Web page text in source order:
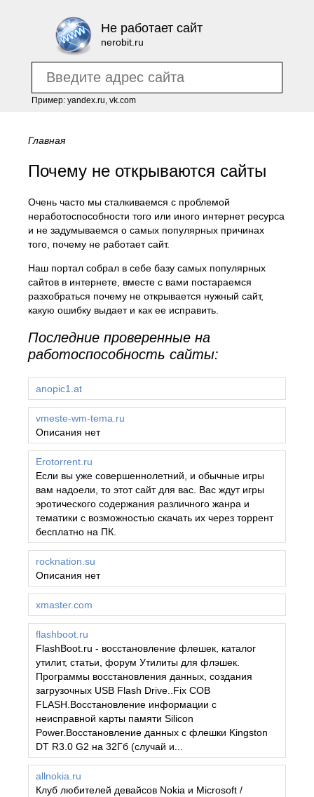
Не работает сайт
nerobit.ru
Пример: yandex.ru, vk.com
Главная
Почему не открываются сайты
Очень часто мы сталкиваемся с проблемой
неработоспособности того или иного интернет ресурса
и не задумываемся о самых популярных причинах
того, почему не работает сайт.
Наш портал собрал в себе базу самых популярных
сайтов в интернете, вместе с вами постараемся
разхобраться почему не открывается нужный сайт,
какую ошибку выдает и как ее исправить.
Последние проверенные на
работоспособность сайты:
anopic1.at
vmeste-wm-tema.ru
Описания нет
Erotorrent.ru
Если вы уже совершеннолетний, и обычные игры
вам надоели, то этот сайт для вас. Вас ждут игры
эротического содержания различного жанра и
тематики с возможностью скачать их через торрент
бесплатно на ПК.
rocknation.su
Описания нет
xmaster.com
flashboot.ru
FlashBoot.ru - восстановление флешек, каталог
утилит, статьи, форум Утилиты для флэшек.
Программы восстановления данных, создания
загрузочных USB Flash Drive..Fix COB
FLASH.Восстановление информации с
неисправной карты памяти Silicon
Power.Восстановление данных с флешки Kingston
DT R3.0 G2 на 32Гб (случай и...
allnokia.ru
Клуб любителей девайсов Nokia и Microsoft /